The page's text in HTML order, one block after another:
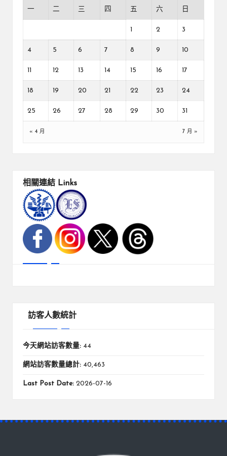
一 二 三 四 五 六 日
1 2 3
4 5 6 7 8 9 10
11 12 13 14 15 16 17
18 19 20 21 22 23 24
25 26 27 28 29 30 31
« 4 月 7 月 »
相關連結 Links
訪客人數統計
今天網站訪客數量: 44
網站訪客數量總計: 40,463
Last Post Date: 2026-07-16